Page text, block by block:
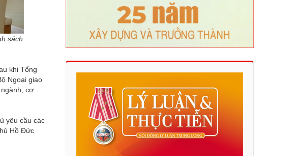
sách
khi Tổng
Ngoại giao
cơ
yêu cầu các
Hồ Đức